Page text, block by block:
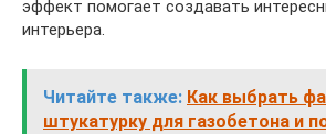
эффект помогает создавать
интерьера.
Читайте также: Как выбрать
штукатурку для газобетона и